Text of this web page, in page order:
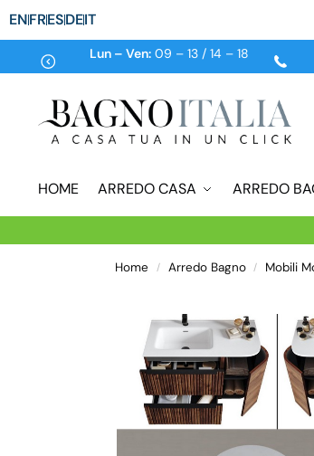
ENFRESDEIT
Lun – Ven:09 – 13 / 14 – 18
HOME ARREDO CASA ARREDO
Home / Arredo Bagno / Mobili